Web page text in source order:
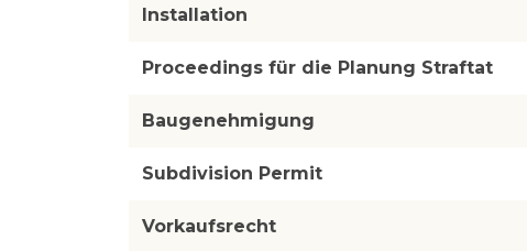
Installation
Proceedings für die Planung Straftat
Baugenehmigung
Subdivision Permit
Vorkaufsrecht